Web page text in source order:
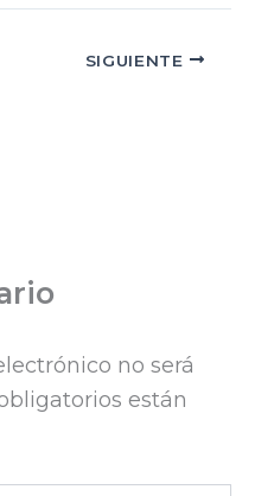
SIGUIENTE
no será
están